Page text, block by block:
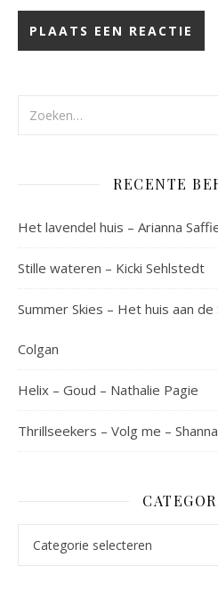
RECENTE
Het lavendel huis – Arianna
Stille wateren – Kicki Sehlstedt
Summer Skies – Het huis aan
Colgan
Helix – Goud – Nathalie Pagie
Thrillseekers – Volg me –